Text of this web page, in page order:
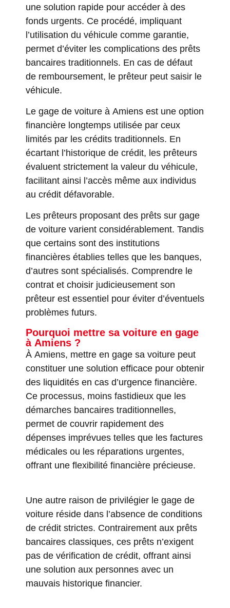
une solution rapide pour accéder à des
fonds urgents. Ce procédé, impliquant
l’utilisation du véhicule comme garantie,
permet d’éviter les complications des prêts
bancaires traditionnels. En cas de défaut
de remboursement, le prêteur peut saisir le
véhicule.
Le gage de voiture à Amiens est une option
financière longtemps utilisée par ceux
limités par les crédits traditionnels. En
écartant l’historique de crédit, les prêteurs
évaluent strictement la valeur du véhicule,
facilitant ainsi l’accès même aux individus
au crédit défavorable.
Les prêteurs proposant des prêts sur gage
de voiture varient considérablement. Tandis
que certains sont des institutions
financières établies telles que les banques,
d’autres sont spécialisés. Comprendre le
contrat et choisir judicieusement son
prêteur est essentiel pour éviter d’éventuels
problèmes futurs.
Pourquoi mettre sa voiture en gage
à Amiens ?
À Amiens, mettre en gage sa voiture peut
constituer une solution efficace pour obtenir
des liquidités en cas d’urgence financière.
Ce processus, moins fastidieux que les
démarches bancaires traditionnelles,
permet de couvrir rapidement des
dépenses imprévues telles que les factures
médicales ou les réparations urgentes,
offrant une flexibilité financière précieuse.
Une autre raison de privilégier le gage de
voiture réside dans l’absence de conditions
de crédit strictes. Contrairement aux prêts
bancaires classiques, ces prêts n’exigent
pas de vérification de crédit, offrant ainsi
une solution aux personnes avec un
mauvais historique financier.